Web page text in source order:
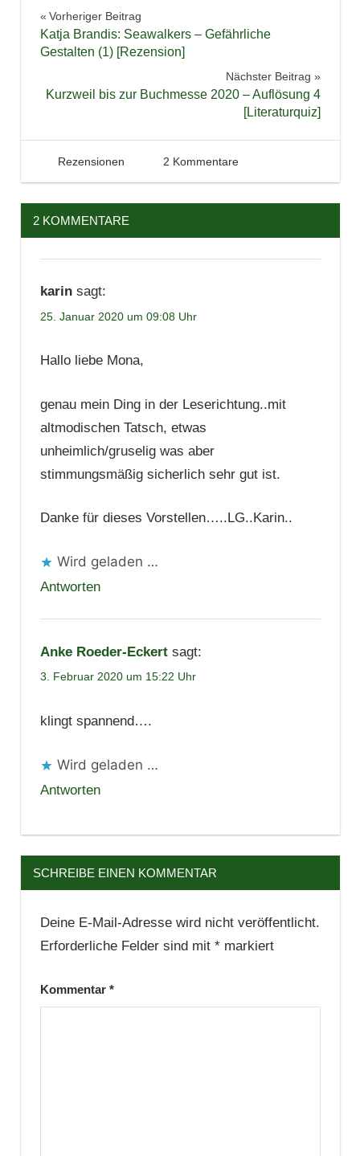
Bücher
Lesen
Neuerscheinungen
Spannung
Beitragsnavigation
Vorheriger Beitrag
Katja Brandis: Seawalkers – Gefährliche
Gestalten (1) [Rezension]
Nächster Beitrag
Kurzweil bis zur Buchmesse 2020 – Auflösung 4
[Literaturquiz]
25. Januar 2020
Tintenhain
Rezensionen 2 Kommentare
2 KOMMENTARE
karin sagt:
25. Januar 2020 um 09:08 Uhr
Hallo liebe Mona,
genau mein Ding in der Leserichtung..mit
altmodischen Tatsch, etwas
unheimlich/gruselig was aber
stimmungsmäßig sicherlich sehr gut ist.
Danke für dieses Vorstellen…..LG..Karin..
Wird geladen …
Antworten
Anke Roeder-Eckert sagt:
3. Februar 2020 um 15:22 Uhr
klingt spannend….
Wird geladen …
Antworten
SCHREIBE EINEN KOMMENTAR
Deine E-Mail-Adresse wird nicht veröffentlicht.
Erforderliche Felder sind mit *markiert
Kommentar *